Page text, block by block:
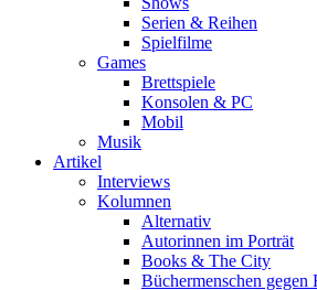
Serien & Reihen
Spielfilme
Games
Brettspiele
Konsolen & PC
Mobil
Musik
Artikel
Interviews
Kolumnen
Alternativ
Autorinnen im Porträt
Books & The City
Büchermenschen gegen